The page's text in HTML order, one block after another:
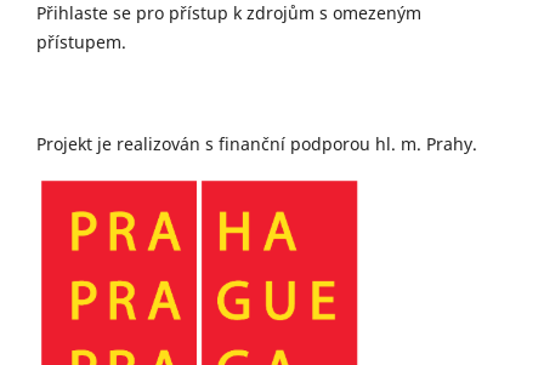
Přihlaste se pro přístup k zdrojům s omezeným
přístupem.
Projekt je realizován s finanční podporou hl. m. Prahy.